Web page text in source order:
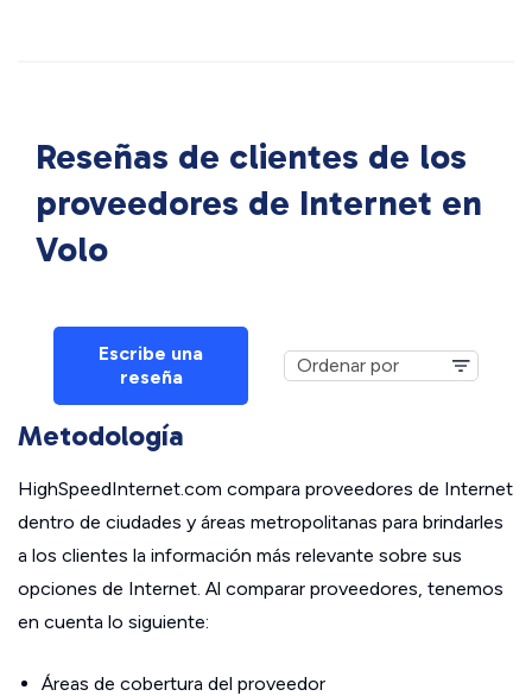
Reseñas de clientes de los
proveedores de Internet en
Volo
Escribe una
reseña
Metodología
HighSpeedInternet.com compara proveedores de Internet
dentro de ciudades y áreas metropolitanas para brindarles
a los clientes la información más relevante sobre sus
opciones de Internet. Al comparar proveedores, tenemos
en cuenta lo siguiente:
Áreas de cobertura del proveedor